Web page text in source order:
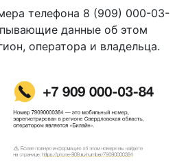
телефона 8 (909) 000-03-
данные об этом
оператора и владельца.